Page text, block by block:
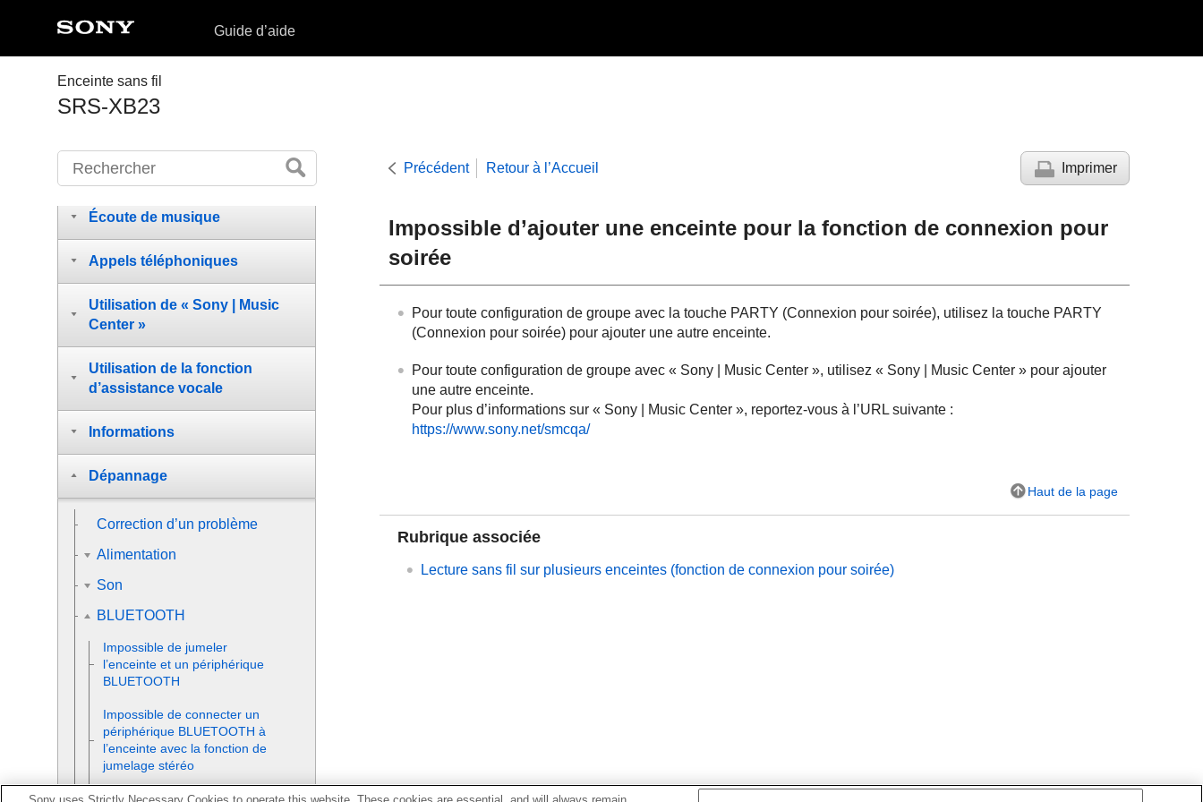
Guide d’aide
Enceinte sans fil
SRS-XB23
Précédent Retour à l’Accueil Imprimer
Impossible d’ajouter une enceinte pour la fonction de connexion pour
soirée
Pour toute configuration de groupe avec la touche PARTY (Connexion pour soirée), utilisez la touche PARTY
(Connexion pour soirée) pour ajouter une autre enceinte.
Pour toute configuration de groupe avec « Sony | Music Center », utilisez « Sony | Music Center » pour ajouter
une autre enceinte.
Pour plus d’informations sur « Sony | Music Center », reportez-vous à l’URL suivante :
https://www.sony.net/smcqa/
Haut de la page
Rubrique associée
Lecture sans fil sur plusieurs enceintes (fonction de connexion pour soirée)
Raccordements
Écoute de musique
Appels téléphoniques
Utilisation de « Sony | Music
Center »
Utilisation de la fonction
d’assistance vocale
Informations
Dépannage
Correction d’un problème
Alimentation
Son
BLUETOOTH
Impossible de jumeler
l’enceinte et un périphérique
BLUETOOTH
Impossible de connecter un
périphérique BLUETOOTH à
l’enceinte avec la fonction de
jumelage stéréo
Impossible de connecter